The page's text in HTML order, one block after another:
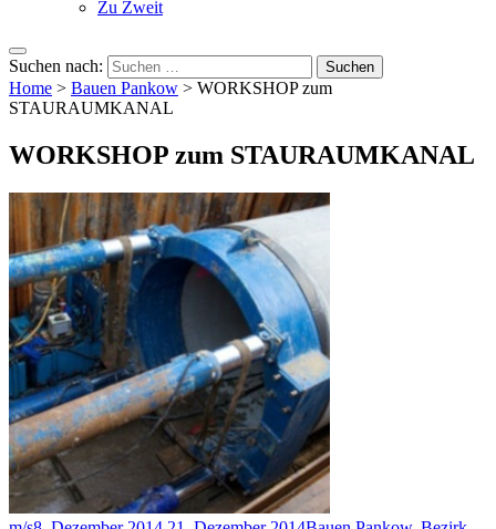
Zu Zweit
Suchen nach:
Home > Bauen Pankow > WORKSHOP zum
STAURAUMKANAL
WORKSHOP zum STAURAUMKANAL